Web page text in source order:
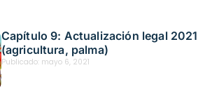
Capítulo 9: Actualización legal 2021
(agricultura, palma)
Publicado: mayo 6, 2021